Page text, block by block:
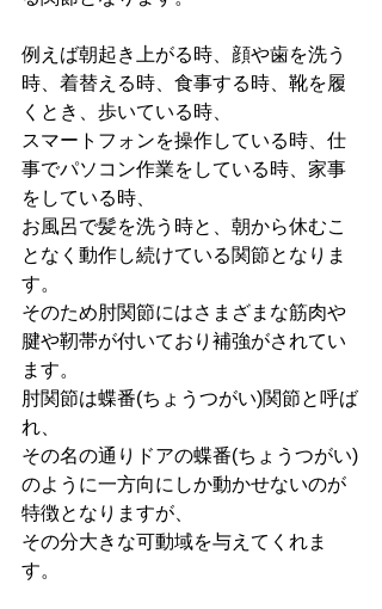
例えば朝起き上がる時、顔や歯を洗う
時、着替える時、食事する時、靴を履
くとき、歩いている時、
スマートフォンを操作している時、仕
事でパソコン作業をしている時、家事
をしている時、
お風呂で髪を洗う時と、朝から休むこ
となく動作し続けている関節となりま
す。
そのため肘関節にはさまざまな筋肉や
腱や靭帯が付いており補強がされてい
ます。
肘関節は蝶番(ちょうつがい)関節と呼ば
れ、
その名の通りドアの蝶番(ちょうつがい)
のように一方向にしか動かせないのが
特徴となりますが、
その分大きな可動域を与えてくれま
す。